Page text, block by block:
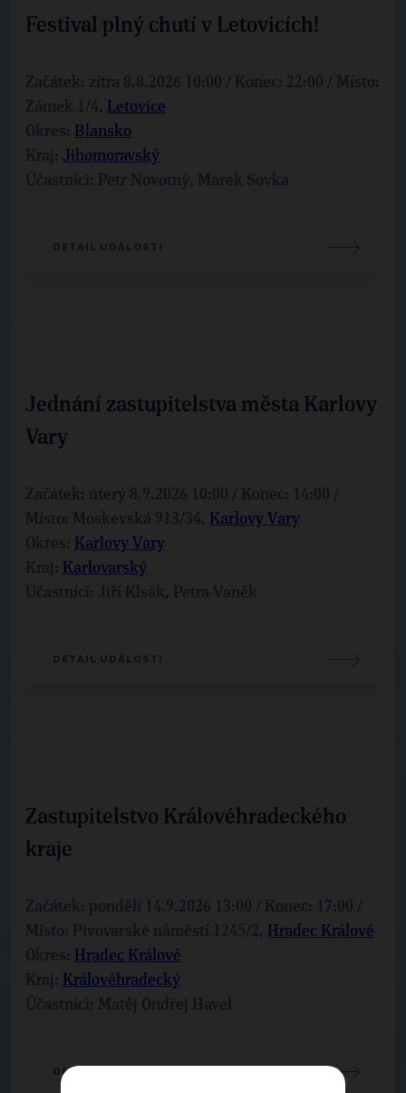
Festival plný chutí v Letovicích!
Začátek: zítra 8.8.2026 10:00 / Konec: 22:00 / Místo:
Zámek 1/4, Letovice
Okres: Blansko
Kraj: Jihomoravský
Účastníci: Petr Novotný, Marek Sovka
DETAIL UDÁLOSTI
Jednání zastupitelstva města Karlovy
Vary
Začátek: úterý 8.9.2026 10:00 / Konec: 14:00 /
Místo: Moskevská 913/34, Karlovy Vary
Okres: Karlovy Vary
Kraj: Karlovarský
Účastníci: Jiří Klsák, Petra Vaněk
DETAIL UDÁLOSTI
Zastupitelstvo Královéhradeckého
kraje
Začátek: pondělí 14.9.2026 13:00 / Konec: 17:00 /
Místo: Pivovarské náměstí 1245/2, Hradec Králové
Okres: Hradec Králové
Kraj: Královéhradecký
Účastníci: Matěj Ondřej Havel
DETAIL UDÁLOSTI